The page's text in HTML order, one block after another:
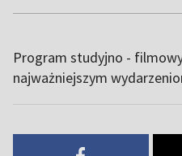
Program studyjno -
najważniejszym